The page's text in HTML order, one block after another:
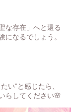
な存在」へと還る
になるでしょう。
い”と感じたら、
らしてください🌸